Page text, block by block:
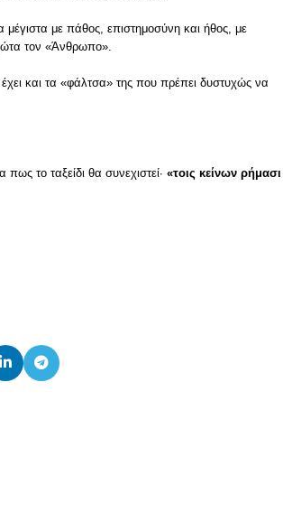
με πάθος, επιστημοσύνη και ήθος, με
τον «Άνθρωπο».
και τα «φάλτσα» της που πρέπει δυστυχώς να
το ταξείδι θα συνεχιστεί· «τοις κείνων ρήμασι